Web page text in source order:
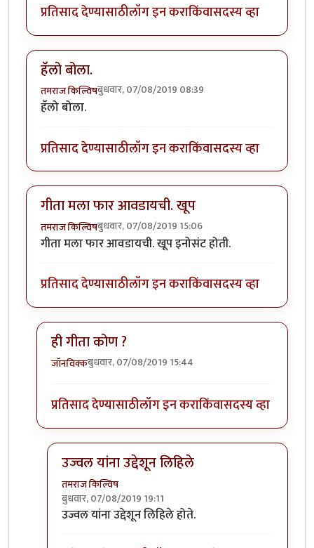
प्रतिसाद देण्यासाठीलॉग इन कराकिंवासदस्य व्हा
हॅलो बोला.
तमराज किल्विषबुधवार, 07/08/2019 08:39
हॅलो बोला.
प्रतिसाद देण्यासाठीलॉग इन कराकिंवासदस्य व्हा
गीता मला फार आवडायची. खूप
तमराज किल्विषबुधवार, 07/08/2019 15:06
गीता मला फार आवडायची. खूप इनोसंट होती.
प्रतिसाद देण्यासाठीलॉग इन कराकिंवासदस्य व्हा
ही गीता कोण ?
जॉनविक्कबुधवार, 07/08/2019 15:44
प्रतिसाद देण्यासाठीलॉग इन कराकिंवासदस्य व्हा
उज्वल यांना उद्देशून लिहिले
तमराज किल्विष
बुधवार, 07/08/2019 19:11
In reply toही गीता कोण ?by
उज्वल यांना उद्देशून लिहिले होते.